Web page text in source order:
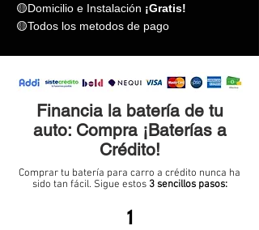
🟡Domicilio e Instalación ¡Gratis!
🟡Todos los metodos de pago
Financia la batería de tu
auto: Compra ¡Baterías a
Crédito!
Comprar tu batería para carro a crédito nunca ha
sido tan fácil. Sigue estos 3 sencillos pasos:
1